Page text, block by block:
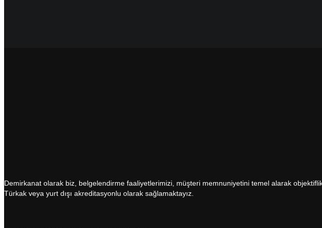
Demirkanat olarak biz, belgelendirme faaliyetlerimizi, müşteri memnuniyetini temel alarak
Türkak veya yurt dışı akreditasyonlu olarak sağlamaktayız.